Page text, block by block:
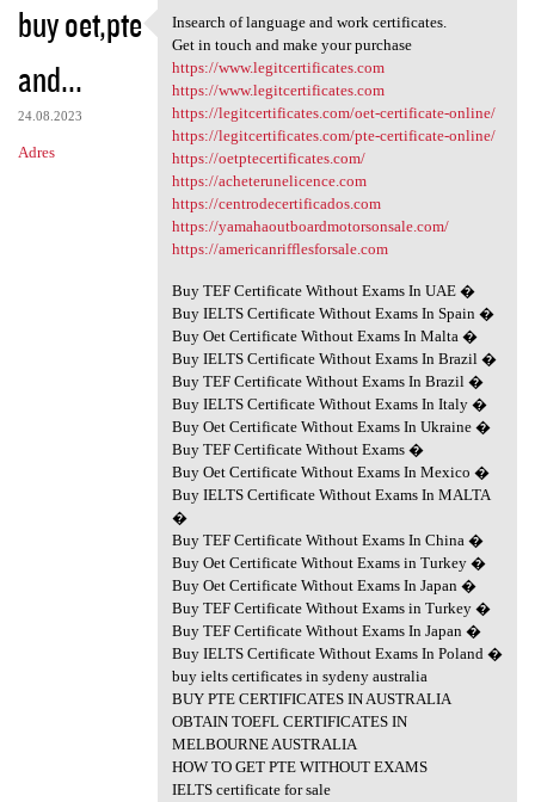
buy oet,pte
and...
24.08.2023
Adres
Insearch of language and work
Insearch of language and work certificates.
Get in touch and make your purchase
https://www.legitcertificates.com
https://www.legitcertificates.com
https://legitcertificates.com/oet-certificate-online/
https://legitcertificates.com/pte-certificate-online/
https://oetptecertificates.com/
https://acheterunelicence.com
https://centrodecertificados.com
https://yamahaoutboardmotorsonsale.com/
https://americanrifflesforsale.com
Buy TEF Certificate Without Exams In UAE �
Buy IELTS Certificate Without Exams In Spain �
Buy Oet Certificate Without Exams In Malta �
Buy IELTS Certificate Without Exams In Brazil �
Buy TEF Certificate Without Exams In Brazil �
Buy IELTS Certificate Without Exams In Italy �
Buy Oet Certificate Without Exams In Ukraine �
Buy TEF Certificate Without Exams �
Buy Oet Certificate Without Exams In Mexico �
Buy IELTS Certificate Without Exams In MALTA
�
Buy TEF Certificate Without Exams In China �
Buy Oet Certificate Without Exams in Turkey �
Buy Oet Certificate Without Exams In Japan �
Buy TEF Certificate Without Exams in Turkey �
Buy TEF Certificate Without Exams In Japan �
Buy IELTS Certificate Without Exams In Poland �
buy ielts certificates in sydeny australia
BUY PTE CERTIFICATES IN AUSTRALIA
OBTAIN TOEFL CERTIFICATES IN
MELBOURNE AUSTRALIA
HOW TO GET PTE WITHOUT EXAMS
IELTS certificate for sale